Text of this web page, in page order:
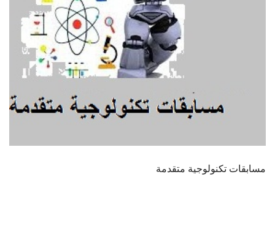
مسابقات تكنولوجية متقدمة